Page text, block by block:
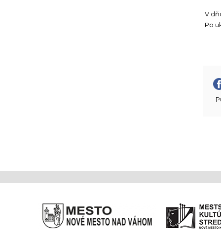
V
Po